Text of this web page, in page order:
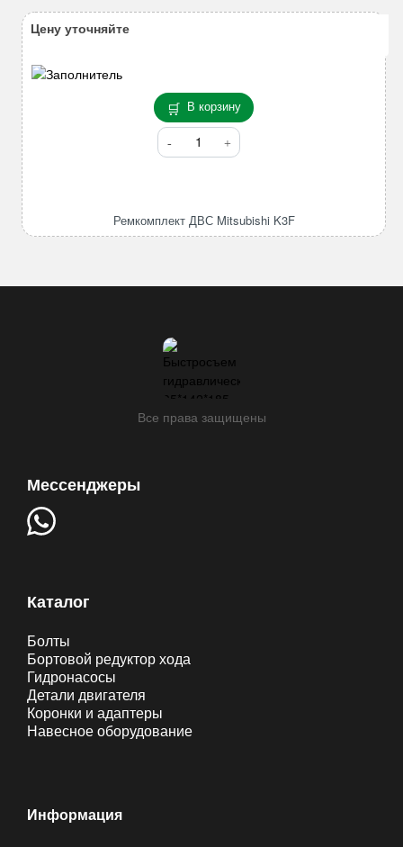
В корзину
Количество
товара
K3F
Ремкомплект ДВС Mitsubishi K3F
Цену уточняйте
Все права защищены
Мессенджеры
Каталог
Болты
Бортовой редуктор хода
Гидронасосы
Детали двигателя
Коронки и адаптеры
Навесное оборудование
Информация